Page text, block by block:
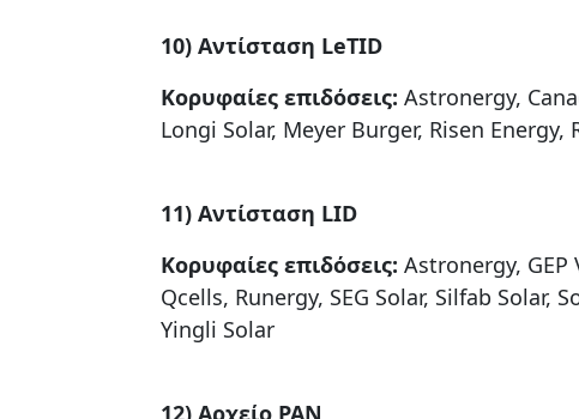
10) Αντίσταση LeTID
Κορυφαίες επιδόσεις: Astronergy,
Longi Solar, Meyer Burger, Risen Energy,
11) Αντίσταση LID
Κορυφαίες επιδόσεις: Astronergy, GEP
Qcells, Runergy, SEG Solar, Silfab Solar,
Yingli Solar
12) Αρχείο PAN